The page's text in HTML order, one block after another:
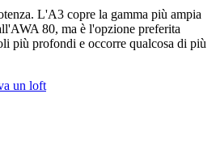
L'A3 copre la gamma più ampia
80, ma è l'opzione preferita
più profondi e occorre qualcosa di più
un loft